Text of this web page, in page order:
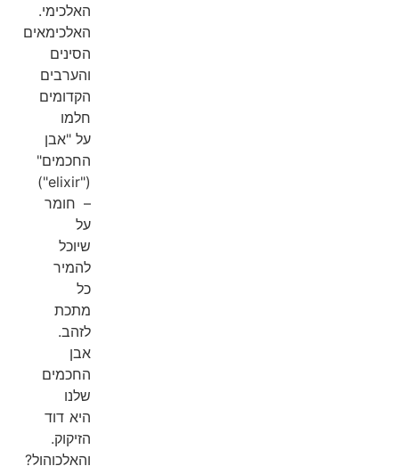
האלכימי.
האלכימאים
הסינים
והערבים
הקדומים
חלמו
על "אבן
החכמים"
("elixir")
– חומר
על
שיוכל
להמיר
כל
מתכת
לזהב.
אבן
החכמים
שלנו
היא דוד
הזיקוק.
והאלכוהול?